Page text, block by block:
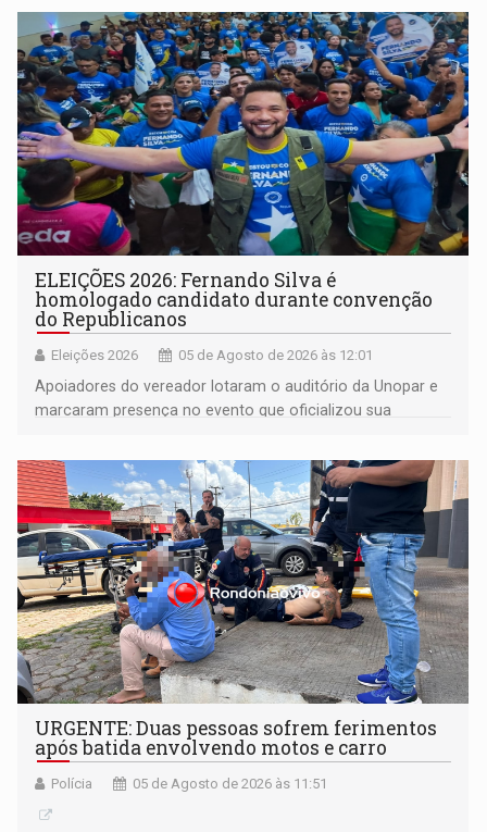
memória como bússola para o futuro
ELEIÇÕES 2026: Fernando Silva é
homologado candidato durante convenção
do Republicanos
Eleições 2026 05 de Agosto de 2026 às 12:01
Apoiadores do vereador lotaram o auditório da Unopar e
marcaram presença no evento que oficializou sua
URGENTE: Duas pessoas sofrem ferimentos
após batida envolvendo motos e carro
Polícia 05 de Agosto de 2026 às 11:51